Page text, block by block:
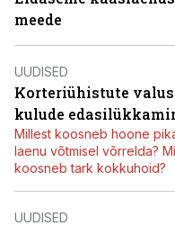
meede
UUDISED
Korteriühistute
kulude
Millest koosneb hoone
laenu võtmisel võrrelda?
koosneb tark kokkuhoid?
UUDISED